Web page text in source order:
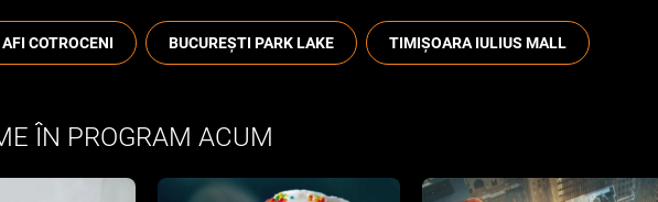
COTROCENI BUCUREȘTI PARK LAKE TIMIȘOARA IULIUS MALL
ÎN PROGRAM ACUM